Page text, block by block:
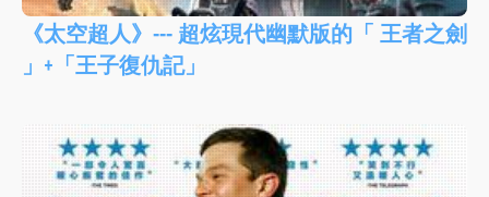
《太空超人》--- 超炫現代幽默版的「 王者之劍
」+「王子復仇記」